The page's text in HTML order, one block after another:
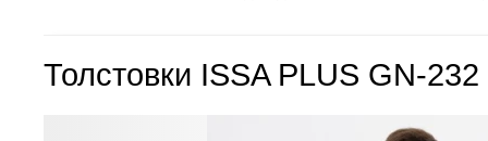
Толстовки ISSA PLUS GN-